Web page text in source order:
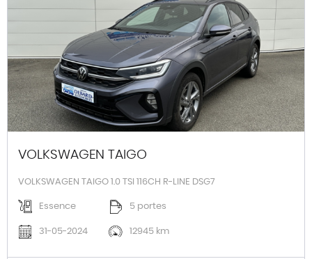
VOLKSWAGEN TAIGO
VOLKSWAGEN TAIGO 1.0 TSI 116CH R-LINE DSG7
Essence 5 portes
31-05-2024 12945 km